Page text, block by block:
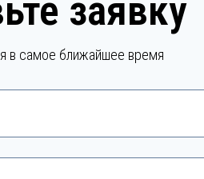
заявку
в самое ближайшее время